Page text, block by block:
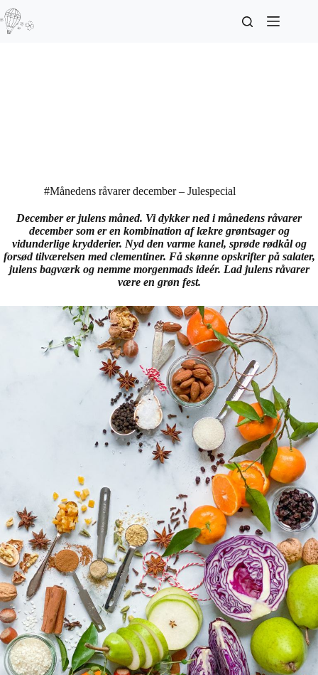
#Månedens råvarer december – Julespecial
December er julens måned. Vi dykker ned i månedens råvarer
december som er en kombination af lækre grøntsager og
vidunderlige krydderier. Nyd den varme kanel, sprøde rødkål og
forsød tilværelsen med clementiner. Få skønne opskrifter på salater,
julens bagværk og nemme morgenmads ideér. Lad julens råvarer
være en grøn fest.